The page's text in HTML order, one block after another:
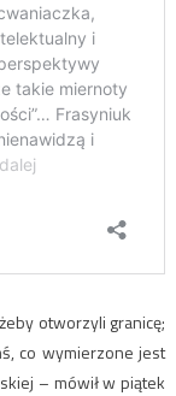
otworzyli granicę;
co wymierzone jest
– mówił w piątek